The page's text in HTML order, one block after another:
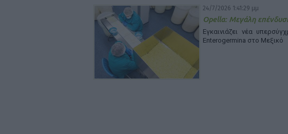
24/7/2026 1:41:29 μμ
Opella: Μεγάλη
Εγκαινιάζει νέα
Enterogermina στο Μεξικό